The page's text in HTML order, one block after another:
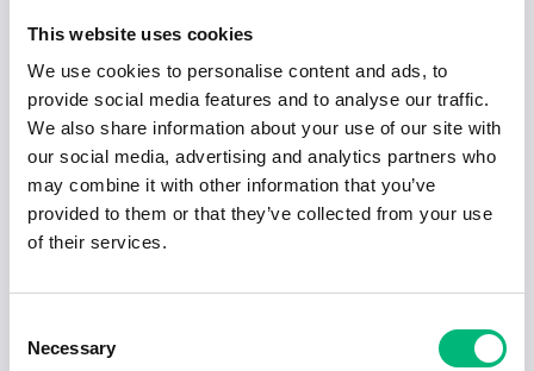
This website uses cookies
We use cookies to personalise content and ads, to
provide social media features and to analyse our traffic.
We also share information about your use of our site with
our social media, advertising and analytics partners who
may combine it with other information that you’ve
provided to them or that they’ve collected from your use
of their services.
Selection
Necessary
FAGERSTA STAINLESS AKTIEBOLAG
Resande Montör till Västanfors
ADECCO SWEDEN AKTIEBOLAG
Förstemontör till Västanfors Stålbyggnader
ADECCO SWEDEN AKTIEBOLAG